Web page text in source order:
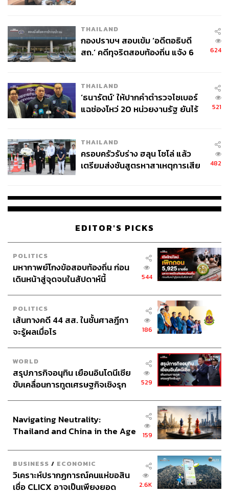
จ่ายหนี้-แอบระบุแบรนด์
THAILAND
กองปราบฯ สอบเข้ม ‘อดีตอธิบดี
สถ.’ คดีทุจริตสอบท้องถิ่น แจ้ง 6
624
THAILAND
‘ธนารัตน์’ ให้ปากคำตำรวจไซเบอร์
แฉช่องโหว่ 20 หน่วยงานรัฐ ยันไร้
521
THAILAND
ครอบครัวรับร่าง ฮลุน โซโล่ แล้ว
เตรียมส่งชันสูตรหาสาเหตุการเสีย
482
EDITOR'S PICKS
POLITICS
มหากาพย์โกงข้อสอบท้องถิ่น ก่อน
เดินหน้าสู่จุดจบในสัปดาห์นี้
544
POLITICS
เส้นทางคดี 44 สส. ในชั้นศาลฎีกา
จะรู้ผลเมื่อไร
186
WORLD
สรุปภารกิจอนุทิน เยือนอินโดนีเซีย
ขับเคลื่อนการทูตเศรษฐกิจเชิงรุก
529
Navigating Neutrality:
Thailand and China in the Age
159
BUSINESS / ECONOMIC
วิเคราะห์ปรากฏการณ์คนแห่ขอสิน
เชื่อ CLICX อาจเป็นเพียงยอด
2.6K